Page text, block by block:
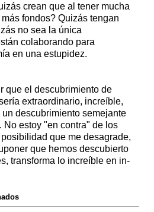
crean que al tener mucha
fondos? Quizás tengan
no sea la única
colaborando para
en una estupidez.
que el descubrimiento de
extraordinario, increíble,
descubrimiento semejante
No estoy "en contra" de los
que me desagrade,
que hemos descubierto
transforma lo increíble en in-